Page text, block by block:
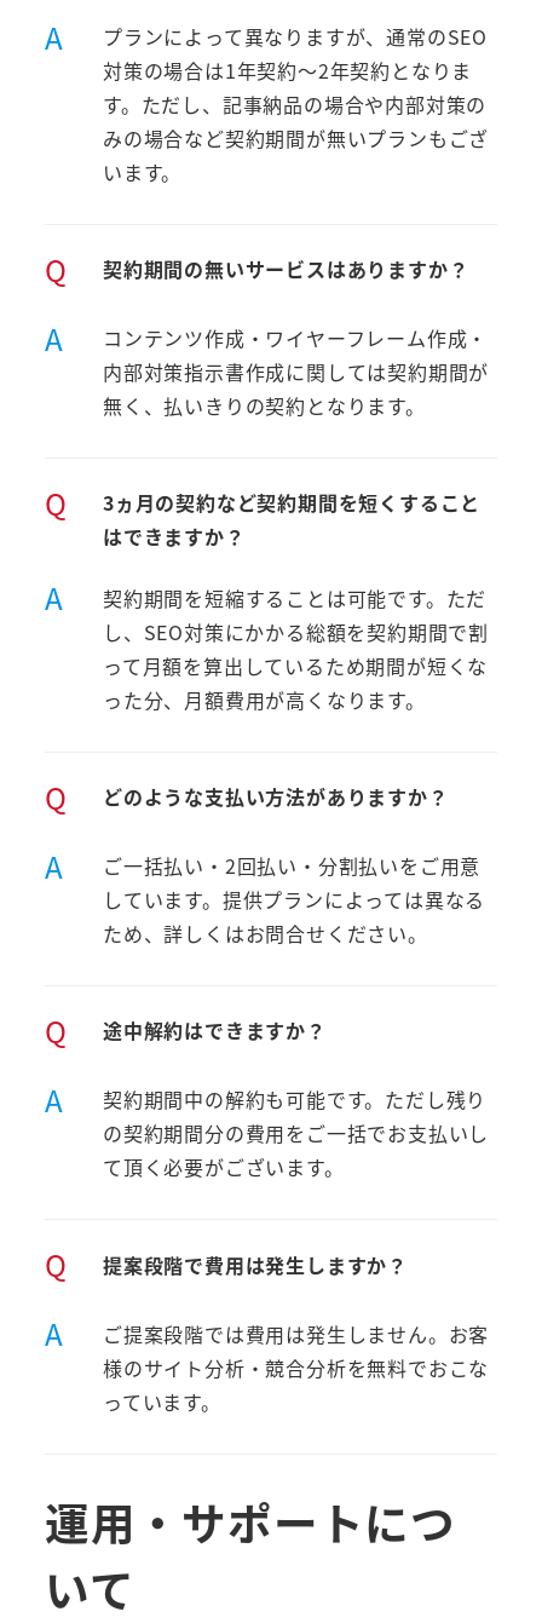
A
プランによって異なりますが、通常のSEO
対策の場合は1年契約～2年契約となりま
す。ただし、記事納品の場合や内部対策の
みの場合など契約期間が無いプランもござ
います。
Q 契約期間の無いサービスはありますか？
A
コンテンツ作成・ワイヤーフレーム作成・
内部対策指示書作成に関しては契約期間が
無く、払いきりの契約となります。
Q
3ヵ月の契約など契約期間を短くすること
はできますか？
A
契約期間を短縮することは可能です。ただ
し、SEO対策にかかる総額を契約期間で割
って月額を算出しているため期間が短くな
った分、月額費用が高くなります。
Q どのような支払い方法がありますか？
A
ご一括払い・2回払い・分割払いをご用意
しています。提供プランによっては異なる
ため、詳しくはお問合せください。
Q 途中解約はできますか？
A
契約期間中の解約も可能です。ただし残り
の契約期間分の費用をご一括でお支払いし
て頂く必要がございます。
Q 提案段階で費用は発生しますか？
A
ご提案段階では費用は発生しません。お客
様のサイト分析・競合分析を無料でおこな
っています。
運用・サポートにつ
いて